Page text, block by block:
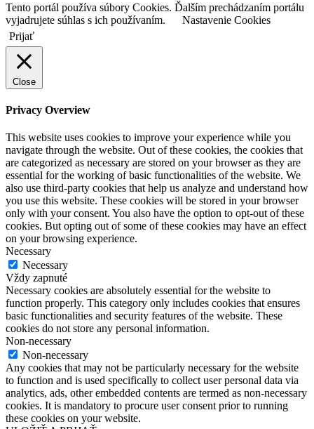
Tento portál používa súbory Cookies. Ďalším prechádzaním portálu
vyjadrujete súhlas s ich používaním.
Nastavenie Cookies
Prijať
Close
Privacy Overview
This website uses cookies to improve your experience while you
navigate through the website. Out of these cookies, the cookies that
are categorized as necessary are stored on your browser as they are
essential for the working of basic functionalities of the website. We
also use third-party cookies that help us analyze and understand how
you use this website. These cookies will be stored in your browser
only with your consent. You also have the option to opt-out of these
cookies. But opting out of some of these cookies may have an effect
on your browsing experience.
Necessary
Necessary
Vždy zapnuté
Necessary cookies are absolutely essential for the website to
function properly. This category only includes cookies that ensures
basic functionalities and security features of the website. These
cookies do not store any personal information.
Non-necessary
Non-necessary
Any cookies that may not be particularly necessary for the website
to function and is used specifically to collect user personal data via
analytics, ads, other embedded contents are termed as non-necessary
cookies. It is mandatory to procure user consent prior to running
these cookies on your website.